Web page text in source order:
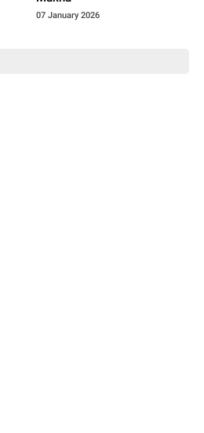
07 January 2026